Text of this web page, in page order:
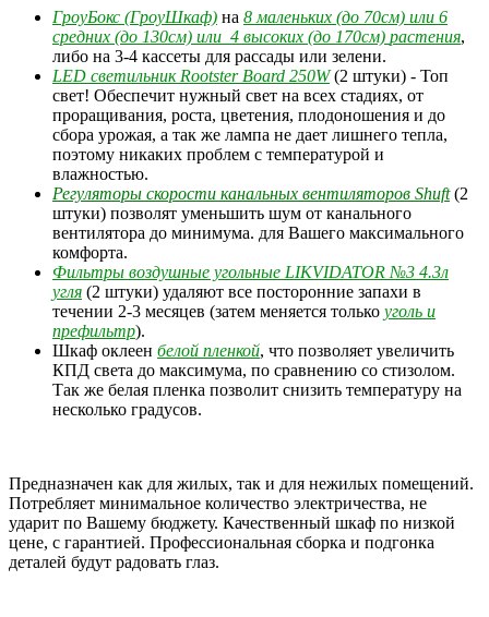
ГроуБокс (ГроуШкаф) на 8 маленьких (до 70см) или 6
средних (до 130см) или 4 высоких (до 170см) растения,
либо на 3-4 кассеты для рассады или зелени.
LED светильник Rootster Board 250W (2 штуки) - Топ
свет! Обеспечит нужный свет на всех стадиях, от
проращивания, роста, цветения, плодоношения и до
сбора урожая, а так же лампа не дает лишнего тепла,
поэтому никаких проблем с температурой и
влажностью.
Регуляторы скорости канальных вентиляторов Shuft(2
штуки) позволят уменьшить шум от канального
вентилятора до минимума. для Вашего максимального
комфорта.
Фильтры воздушные угольные LIKVIDATOR №3 4.3л
угля (2 штуки) удаляют все посторонние запахи в
течении 2-3 месяцев (затем меняется только уголь и
префильтр).
Шкаф оклеен белой пленкой, что позволяет увеличить
КПД света до максимума, по сравнению со стизолом.
Так же белая пленка позволит снизить температуру на
несколько градусов.
Предназначен как для жилых, так и для нежилых помещений.
Потребляет минимальное количество электричества, не
ударит по Вашему бюджету. Качественный шкаф по низкой
цене, с гарантией. Профессиональная сборка и подгонка
деталей будут радовать глаз.